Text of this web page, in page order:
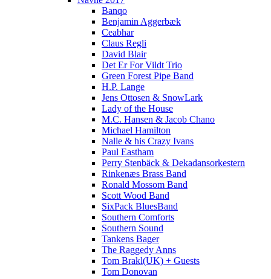
Benjamin Aggerbæk
Ben Turner
Christian Gleesborg
De Nord – Alsiske Spillemænd
Downtown Dynt
Drones & Bellows
EsseKvartet
Ewan Macintyre Band
Green Forest Pipe Band
Grænseland
Banqo
Benjamin Aggerbæk
Ceabhar
Claus Regli
David Blair
Det Er For Vildt Trio
Green Forest Pipe Band
H.P. Lange
Jens Ottosen & SnowLark
Lady of the House
M.C. Hansen & Jacob Chano
Michael Hamilton
Nalle & his Crazy Ivans
Paul Eastham
Perry Stenbäck & Dekadansorkestern
Rinkenæs Brass Band
Ronald Mossom Band
Scott Wood Band
SixPack BluesBand
Southern Comforts
Southern Sound
Tankens Bager
The Raggedy Anns
Tom Brakl(UK) + Guests
Tom Donovan